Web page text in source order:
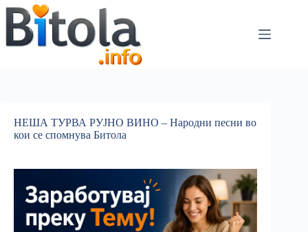
НЕША ТУРВА РУЈНО ВИНО – Народни песни во
кои се спомнува Битола